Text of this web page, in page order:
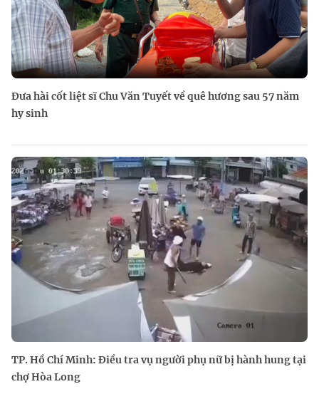
Đưa hài cốt liệt sĩ Chu Văn Tuyết về quê hương sau 57 năm
hy sinh
TP. Hồ Chí Minh: Điều tra vụ người phụ nữ bị hành hung tại
chợ Hòa Long